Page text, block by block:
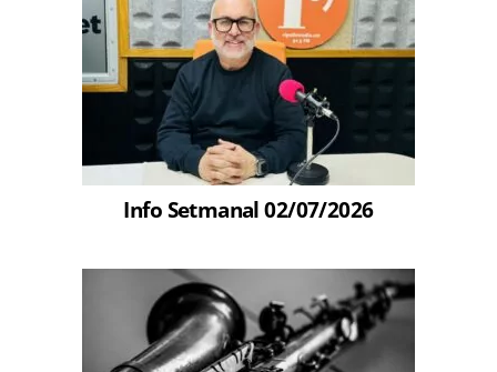
Info Setmanal 02/07/2026